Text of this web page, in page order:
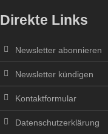
Direkte Links
Newsletter abonnieren
Newsletter kündigen
Kontaktformular
Datenschutzerklärung